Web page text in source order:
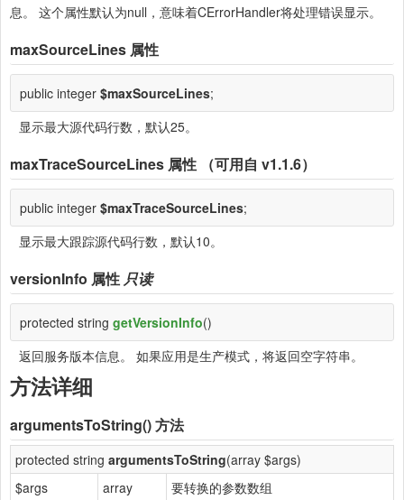
息。 这个属性默认为null，意味着CErrorHandler将处理错误显示。
maxSourceLines 属性
public integer $maxSourceLines;
显示最大源代码行数，默认25。
maxTraceSourceLines 属性 （可用自 v1.1.6）
public integer $maxTraceSourceLines;
显示最大跟踪源代码行数，默认10。
versionInfo 属性 只读
protected string getVersionInfo()
返回服务版本信息。 如果应用是生产模式，将返回空字符串。
方法详细
argumentsToString()方法
protected string argumentsToString(array $args)
$args
array
要转换的参数数组